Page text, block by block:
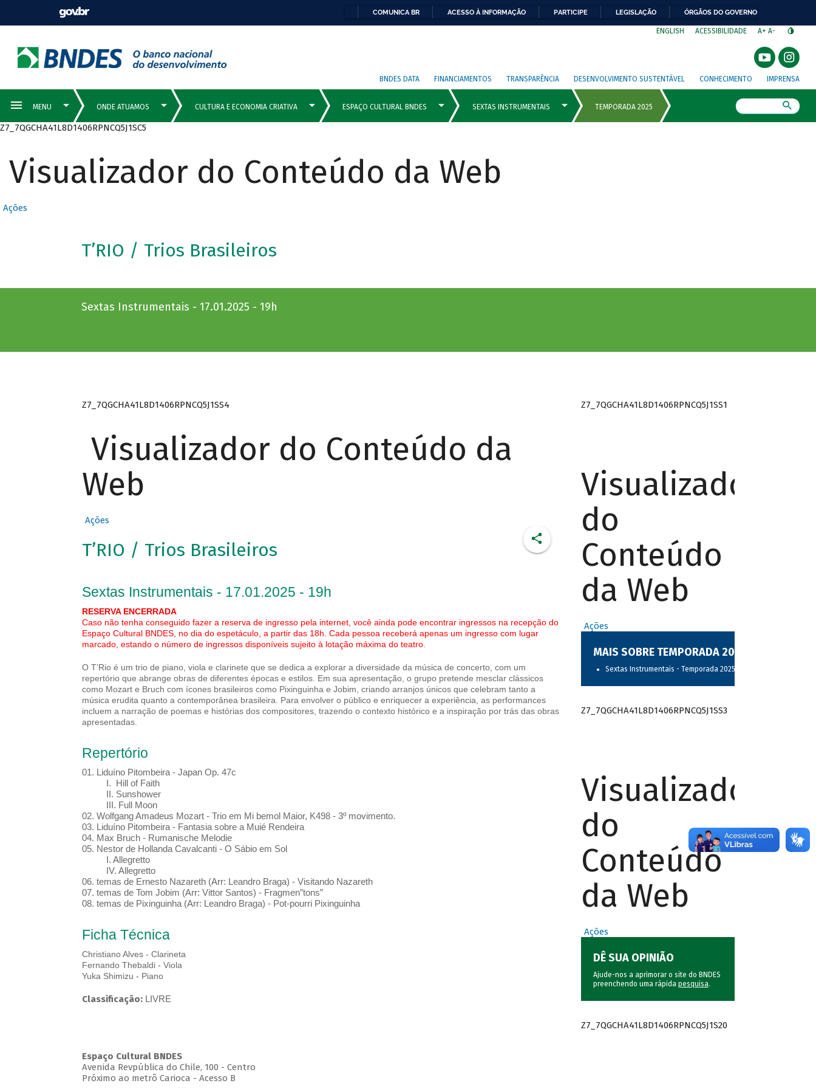
COMUNICA BR ACESSO À INFORMAÇÃO PARTICIPE LEGISLAÇÃO ÓRGÃOS DO GOVERNO
ENGLISH ACESSIBILIDADE A+ A-
BNDES DATA FINANCIAMENTOS TRANSPARÊNCIA DESENVOLVIMENTO SUSTENTÁVEL CONHECIMENTO IMPRENSA
Z7_7QGCHA41L8D1406RPNCQ5J1SC5
Visualizador do Conteúdo da Web
Ações
T’RIO / Trios Brasileiros
Sextas Instrumentais - 17.01.2025 - 19h
Z7_7QGCHA41L8D1406RPNCQ5J1SS4
Visualizador do Conteúdo da
Web
Ações
T’RIO / Trios Brasileiros
Sextas Instrumentais - 17.01.2025 - 19h
RESERVA ENCERRADA
Caso não tenha conseguido fazer a reserva de ingresso pela internet, você ainda pode encontrar ingressos na recepção do
Espaço Cultural BNDES, no dia do espetáculo, a partir das 18h. Cada pessoa receberá apenas um ingresso com lugar
marcado, estando o número de ingressos disponíveis sujeito à lotação máxima do teatro.
O T’Rio é um trio de piano, viola e clarinete que se dedica a explorar a diversidade da música de concerto, com um
repertório que abrange obras de diferentes épocas e estilos. Em sua apresentação, o grupo pretende mesclar clássicos
como Mozart e Bruch com ícones brasileiros como Pixinguinha e Jobim, criando arranjos únicos que celebram tanto a
música erudita quanto a contemporânea brasileira. Para envolver o público e enriquecer a experiência, as performances
incluem a narração de poemas e histórias dos compositores, trazendo o contexto histórico e a inspiração por trás das obras
apresentadas.
Repertório
01. Liduíno Pitombeira - Japan Op. 47c
I. Hill of Faith
II. Sunshower
III. Full Moon
02. Wolfgang Amadeus Mozart - Trio em Mi bemol Maior, K498 - 3º movimento.
03. Liduíno Pitombeira - Fantasia sobre a Muié Rendeira
04. Max Bruch - Rumanische Melodie
05. Nestor de Hollanda Cavalcanti - O Sábio em Sol
I. Allegretto
IV. Allegretto
06. temas de Ernesto Nazareth (Arr: Leandro Braga) - Visitando Nazareth
07. temas de Tom Jobim (Arr: Vittor Santos) - Fragmen”tons”
08. temas de Pixinguinha (Arr: Leandro Braga) - Pot-pourri Pixinguinha
Ficha Técnica
Christiano Alves - Clarineta
Fernando Thebaldi - Viola
Yuka Shimizu - Piano
Classificação: LIVRE
Espaço Cultural BNDES
Avenida Revpública do Chile, 100 - Centro
Próximo ao metrô Carioca - Acesso B
Z7_7QGCHA41L8D1406RPNCQ5J1SS1
Visualizador
do
Conteúdo
da Web
Ações
MAIS SOBRE TEMPORADA 2025
Sextas Instrumentais - Temporada 2025
Z7_7QGCHA41L8D1406RPNCQ5J1SS3
Visualizador
do
Conteúdo
da Web
Ações
DÊ SUA OPINIÃO
Ajude-nos a aprimorar o site do BNDES
preenchendo uma rápida pesquisa.
Z7_7QGCHA41L8D1406RPNCQ5J1S20